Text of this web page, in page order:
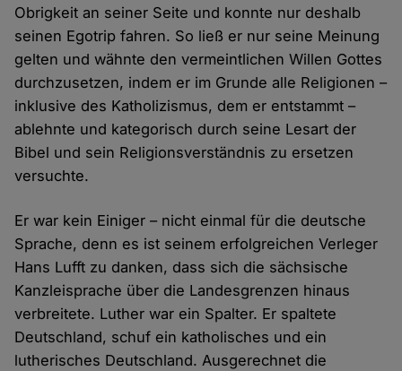
Obrigkeit an seiner Seite und konnte nur deshalb
seinen Egotrip fahren. So ließ er nur seine Meinung
gelten und wähnte den vermeintlichen Willen Gottes
durchzusetzen, indem er im Grunde alle Religionen –
inklusive des Katholizismus, dem er entstammt –
ablehnte und kategorisch durch seine Lesart der
Bibel und sein Religionsverständnis zu ersetzen
versuchte.
Er war kein Einiger – nicht einmal für die deutsche
Sprache, denn es ist seinem erfolgreichen Verleger
Hans Lufft zu danken, dass sich die sächsische
Kanzleisprache über die Landesgrenzen hinaus
verbreitete. Luther war ein Spalter. Er spaltete
Deutschland, schuf ein katholisches und ein
lutherisches Deutschland. Ausgerechnet die